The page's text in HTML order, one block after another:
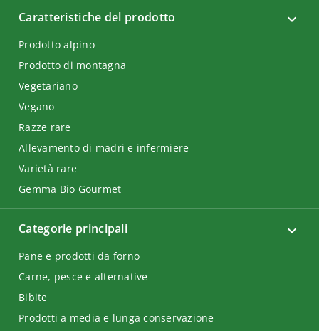
Categorie principali
Pane e prodotti da forno
Carne, pesce e alternative
Bibite
Prodotti a media e lunga conservazione
Caratteristiche del prodotto
Prodotto alpino
Prodotto di montagna
Vegetariano
Vegano
Razze rare
Allevamento di madri e infermiere
Varietà rare
Gemma Bio Gourmet